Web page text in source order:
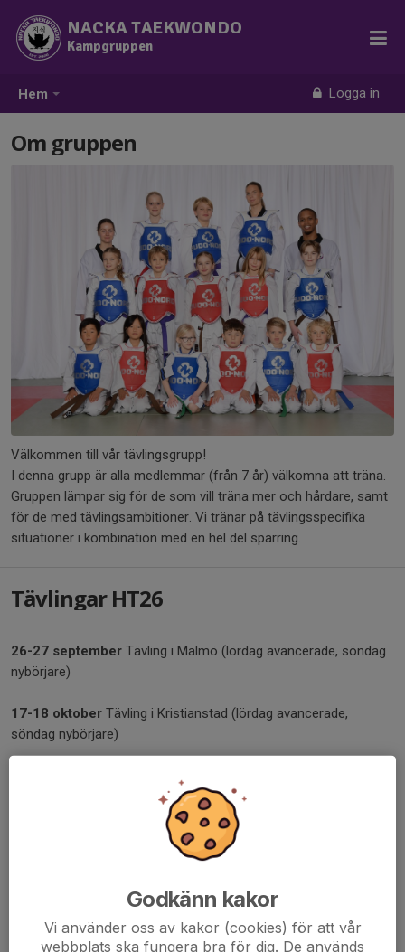
Hem Logga in
NACKA TAEKWONDO
Kampgruppen
Om gruppen
Välkommen till vår tävlingsgrupp!
I denna grupp är alla medlemmar (från 7 år) välkomna att träna.
Gruppen lämpar sig för de som vill träna mer och hårdare, samt
för de med tävlingsambitioner. Vi tränar på tävlingsspecifika
situationer i kombination med en hel del sparring.
Tävlingar HT26
26-27 september Tävling i Malmö (lördag avancerade, söndag
nybörjare)
17-18 oktober Tävling i Kristianstad (lördag avancerade,
söndag nybörjare)
Tävling (SM) i Helsingborg (endast avancerade)
För samtliga tävlingar gäller följande:
- Instruktör bedömer vilka elever som är redo för att ställa upp i
tävling.
Godkänn kakor
Vi använder oss av kakor (cookies) för att vår
webbplats ska fungera bra för dig. De används